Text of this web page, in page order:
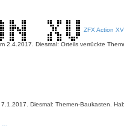
ZFX Action XV
2.4.2017. Diesmal: Orteils verrückte
Diesmal: Themen-Baukasten.
…